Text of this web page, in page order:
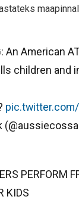
An American
children and
PERFORM
KIDS